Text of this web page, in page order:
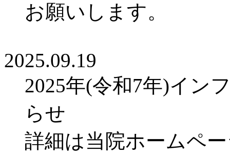
お願いします。
2025.09.19
2025年(令和7年)イン
らせ
詳細は当院ホームペ